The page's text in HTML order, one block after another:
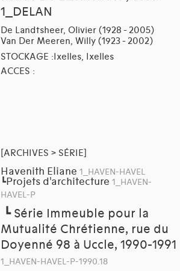
1_DELAN
De Landtsheer, Olivier (1928 - 2005)
Van Der Meeren, Willy (1923 - 2002)
STOCKAGE :Ixelles, Ixelles
ACCES :
[ARCHIVES > SÉRIE]
Havenith Eliane 1_HAVEN-HAVEL
┗Projets d'architecture 1_HAVEN-
HAVEL-P
┗ Série Immeuble pour la
Mutualité Chrétienne, rue du
Doyenné 98 à Uccle, 1990-1991
1_HAVEN-HAVEL-P-1990.18